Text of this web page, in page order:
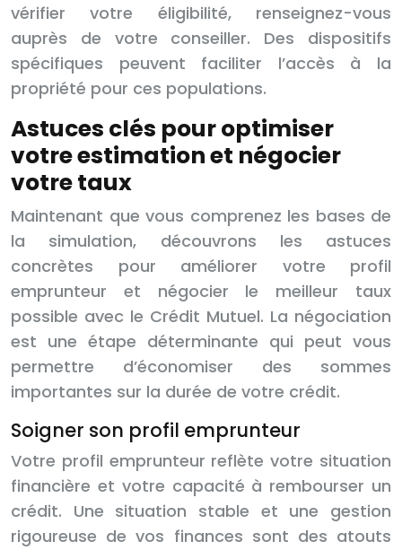
vérifier votre éligibilité, renseignez-vous
auprès de votre conseiller. Des dispositifs
spécifiques peuvent faciliter l’accès à la
propriété pour ces populations.
Astuces clés pour optimiser
votre estimation et négocier
votre taux
Maintenant que vous comprenez les bases de
la simulation, découvrons les astuces
concrètes pour améliorer votre profil
emprunteur et négocier le meilleur taux
possible avec le Crédit Mutuel. La négociation
est une étape déterminante qui peut vous
permettre d’économiser des sommes
importantes sur la durée de votre crédit.
Soigner son profil emprunteur
Votre profil emprunteur reflète votre situation
financière et votre capacité à rembourser un
crédit. Une situation stable et une gestion
rigoureuse de vos finances sont des atouts